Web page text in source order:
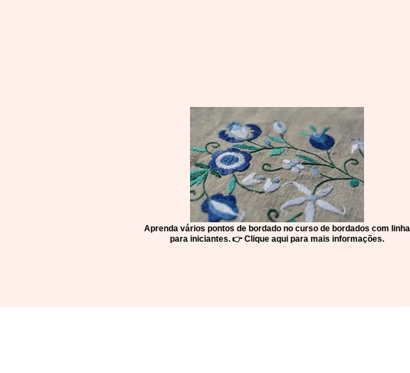
Aprenda vários pontos de bordado no curso de bordados com linha
para iniciantes. 👉 Clique aqui para mais informações.